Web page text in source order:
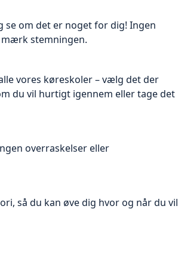
se om det er noget for dig! Ingen
stemningen.
vores køreskoler – vælg det der
du vil hurtigt igennem eller tage det
overraskelser eller
så du kan øve dig hvor og når du vil